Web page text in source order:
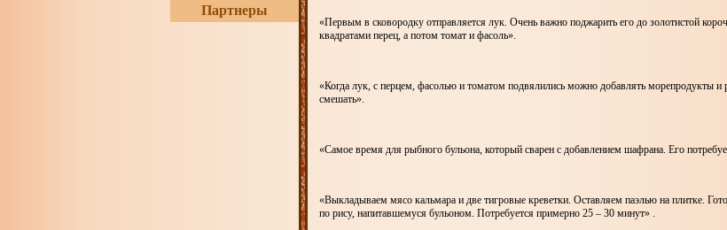
Партнеры
«Первым в сковородку отправляется лук. Очень важно поджарить его до золотистой
квадратами перец, а потом томат и фасоль».
«Когда лук, с перцем, фасолью и томатом подвялились можно добавлять морепродукты и
смешать».
«Самое время для рыбного бульона, который сварен с добавлением шафрана. Его
«Выкладываем мясо кальмара и две тигровые креветки. Оставляем паэлью на плитке.
по рису, напитавшемуся бульоном. Потребуется примерно 25 – 30 минут» .